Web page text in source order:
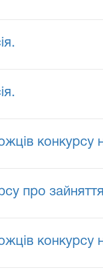
конкурсу
про
конкурсу